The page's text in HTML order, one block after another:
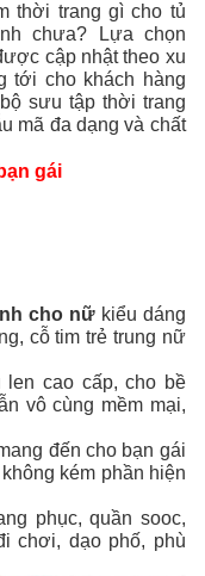
thời trang gì cho tủ
chưa? Lựa chọn
cập nhật theo xu
tới cho khách hàng
sưu tập thời trang
mã đa dạng và chất
gái
cho nữ kiểu dáng
cỗ tim trẻ trung nữ
cao cấp, cho bề
vô cùng mềm mại,
đến cho bạn gái
kém phần hiện
phục, quần sooc,
chơi, dạo phố, phù